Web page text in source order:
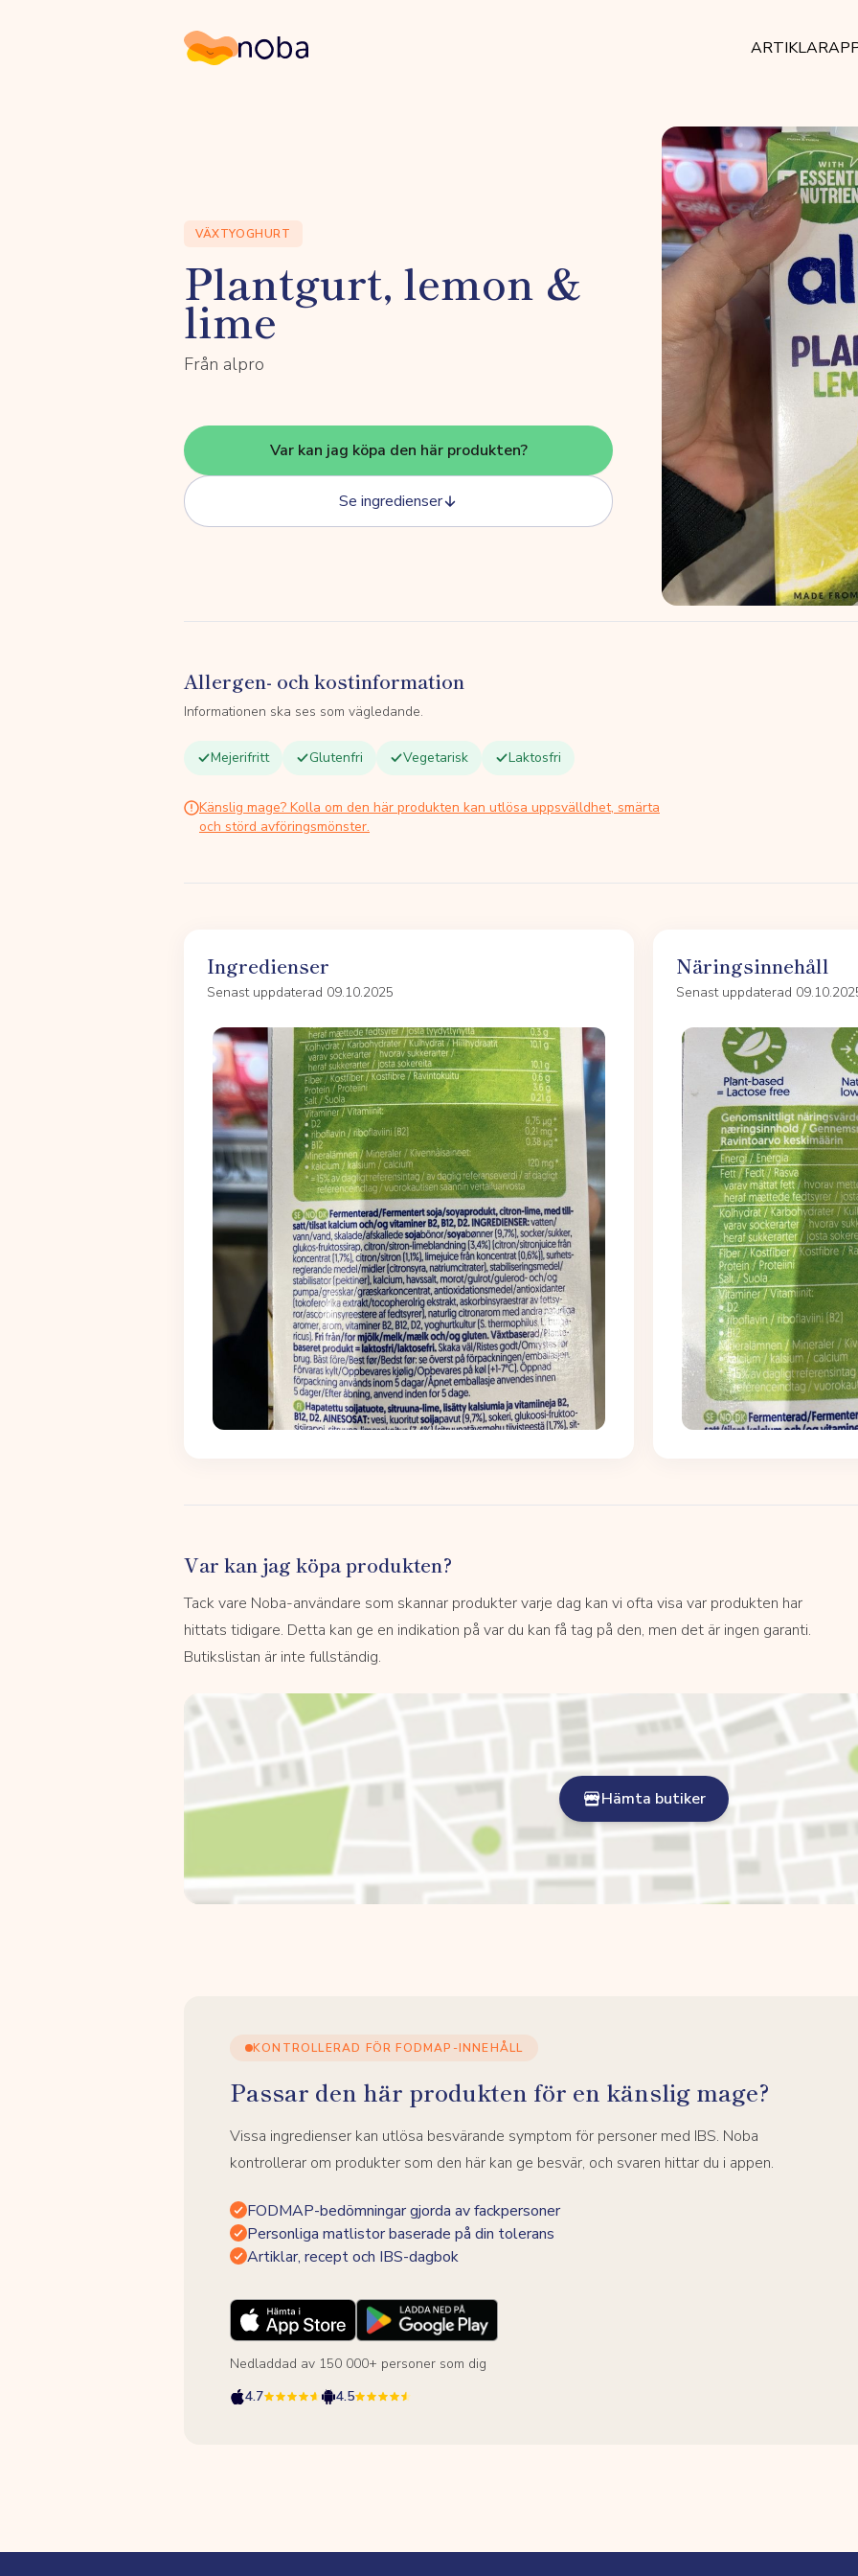
Noba ARTIKLAR
VÄXTYOGHURT
Plantgurt, lemon &
lime
Från alpro
Var kan jag köpa den här produkten?
Se ingredienser
Allergen- och kostinformation
Informationen ska ses som vägledande.
Mejerifritt Glutenfri Vegetarisk Laktosfri
Känslig mage? Kolla om den här produkten kan utlösa uppsvälldhet, smärta
och störd avföringsmönster.
Ingredienser
Senast uppdaterad 09.10.2025
Näringsinnehåll
Senast uppdaterad
Var kan jag köpa produkten?
Tack vare Noba-användare som skannar produkter varje dag kan vi ofta visa var produkten har
hittats tidigare. Detta kan ge en indikation på var du kan få tag på den, men det är ingen garanti.
Butikslistan är inte fullständig.
Hämta butiker
KONTROLLERAD FÖR FODMAP-INNEHÅLL
Passar den här produkten för en känslig mage?
Vissa ingredienser kan utlösa besvärande symptom för personer med IBS. Noba
kontrollerar om produkter som den här kan ge besvär, och svaren hittar du i appen.
FODMAP-bedömningar gjorda av fackpersoner
Personliga matlistor baserade på din tolerans
Artiklar, recept och IBS-dagbok
Nedladdad av 150 000+ personer som dig
4.7
4.5